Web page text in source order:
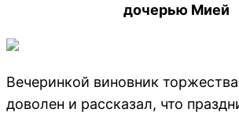
дочерью Мией
Вечеринкой виновник
доволен и рассказал, что